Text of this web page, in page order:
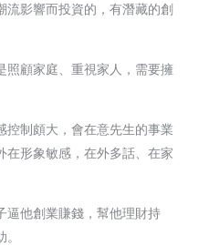
流影響而投資的，有潛藏的創
照顧家庭、重視家人，需要擁
控制頗大，會在意先生的事業
在形象敏感，在外多話、在家
逼他創業賺錢，幫他理財持